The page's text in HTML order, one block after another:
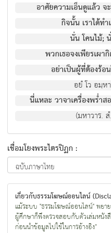
อาศัยความเอ็นดูแลว
กิจนั้น เราไดทํา
นั่น โคนไม;
พวกเธอจงเพียรเผากิ
อยาเปนผูที่ตอง
อยํ โว อมฺห
นี่แหละ วาจาเครื่องพร่ำส
(มหาวาร.
เชื่อมโยงพระไตรปิฏก :
เกี่ยวกับธรรมโฆษณ์ออนไลน์
แม้ระบบ "ธรรมโฆษณ์ออนไลน์" พย
ผู้ศึกษาก็พึงตรวจสอบกับตัวเล่มหนั
ก่อนนำข้อมูลไปใช้ในการอ้างอิง"